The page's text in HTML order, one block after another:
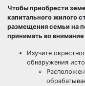
Чтобы приобрести
капитального жилого
размещения семьи на
принимать во
Изучите
обнаружения